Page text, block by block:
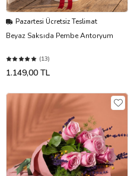
Pazartesi Ücretsiz Teslimat
Beyaz Saksıda Pembe Antoryum
(13)
1.149,00 TL